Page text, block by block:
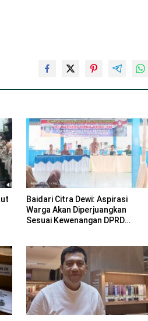
Baidari Citra Dewi: Aspirasi
Warga Akan Diperjuangkan
Sesuai Kewenangan DPRD